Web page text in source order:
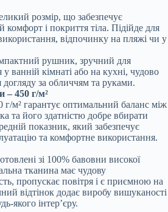
розмір, що забезпечує
комфорт і покриття тіла. Підійде для
відпочинку на пляжі чи у
рушник, зручний для
ванній кімнаті або на кухні, чудово
догляду за обличчям та руками.
– 450 г/м²
г/м² гарантує оптимальний баланс між
та його здатністю добре вбирати
показник, який забезпечує
та комфортне використання.
зі 100% бавовни високої
тканина має чудову
пропускає повітря і є приємною на
відтінок додає виробу вишуканості
якого інтер’єру.